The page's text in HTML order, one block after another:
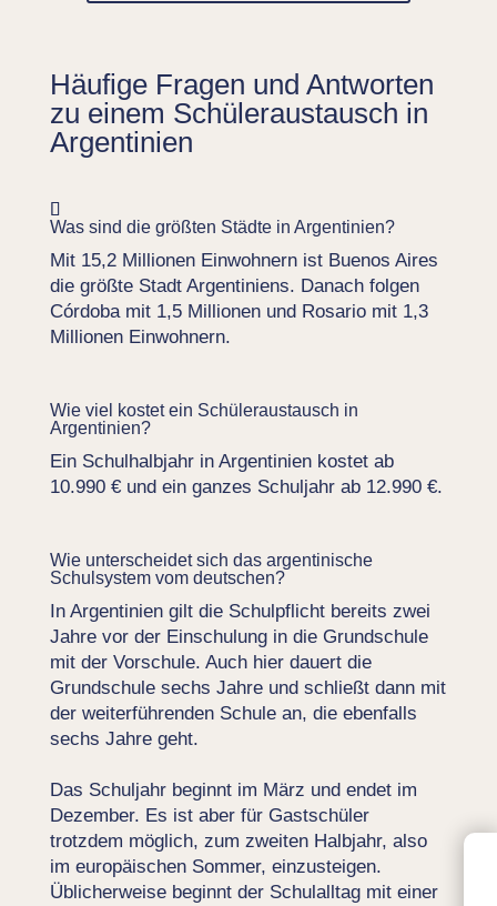
Häufige Fragen und Antworten
zu einem Schüleraustausch in
Argentinien
Was sind die größten Städte in Argentinien?
Mit 15,2 Millionen Einwohnern ist Buenos Aires
die größte Stadt Argentiniens. Danach folgen
Córdoba mit 1,5 Millionen und Rosario mit 1,3
Millionen Einwohnern.
Wie viel kostet ein Schüleraustausch in
Argentinien?
Ein Schulhalbjahr in Argentinien kostet ab
10.990 € und ein ganzes Schuljahr ab 12.990 €.
Wie unterscheidet sich das argentinische
Schulsystem vom deutschen?
In Argentinien gilt die Schulpflicht bereits zwei
Jahre vor der Einschulung in die Grundschule
mit der Vorschule. Auch hier dauert die
Grundschule sechs Jahre und schließt dann mit
der weiterführenden Schule an, die ebenfalls
sechs Jahre geht.
Das Schuljahr beginnt im März und endet im
Dezember. Es ist aber für Gastschüler
trotzdem möglich, zum zweiten Halbjahr, also
im europäischen Sommer, einzusteigen.
Üblicherweise beginnt der Schulalltag mit einer